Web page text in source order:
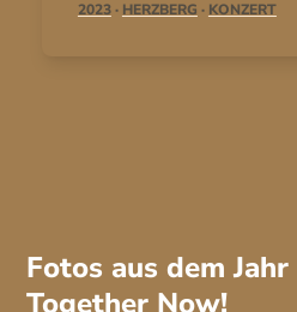
2023· HERZBERG · KONZERT
Fotos aus dem
Together Now!